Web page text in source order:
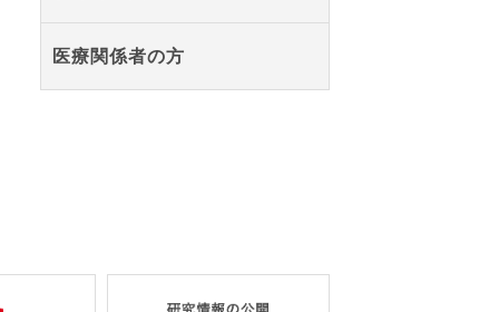
医療関係者の方